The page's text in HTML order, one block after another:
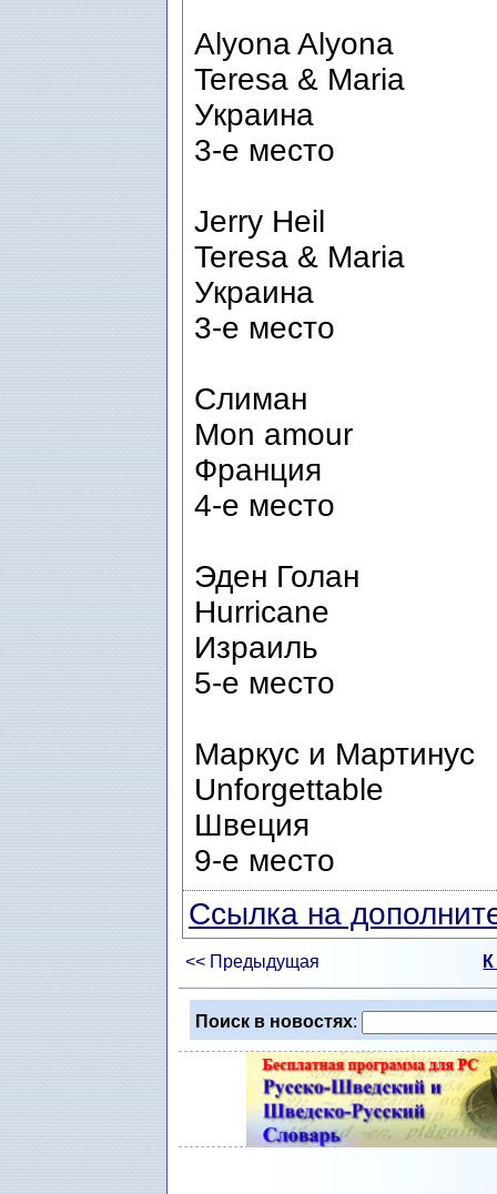
Alyona Alyona
Teresa & Maria
Украина
3-е место
Jerry Heil
Teresa & Maria
Украина
3-е место
Слиман
Mon amour
Франция
4-е место
Эден Голан
Hurricane
Израиль
5-е место
Маркус и Мартинус
Unforgettable
Швеция
9-е место
Ссылка на
<< Предыдущая
Поиск в новостях: